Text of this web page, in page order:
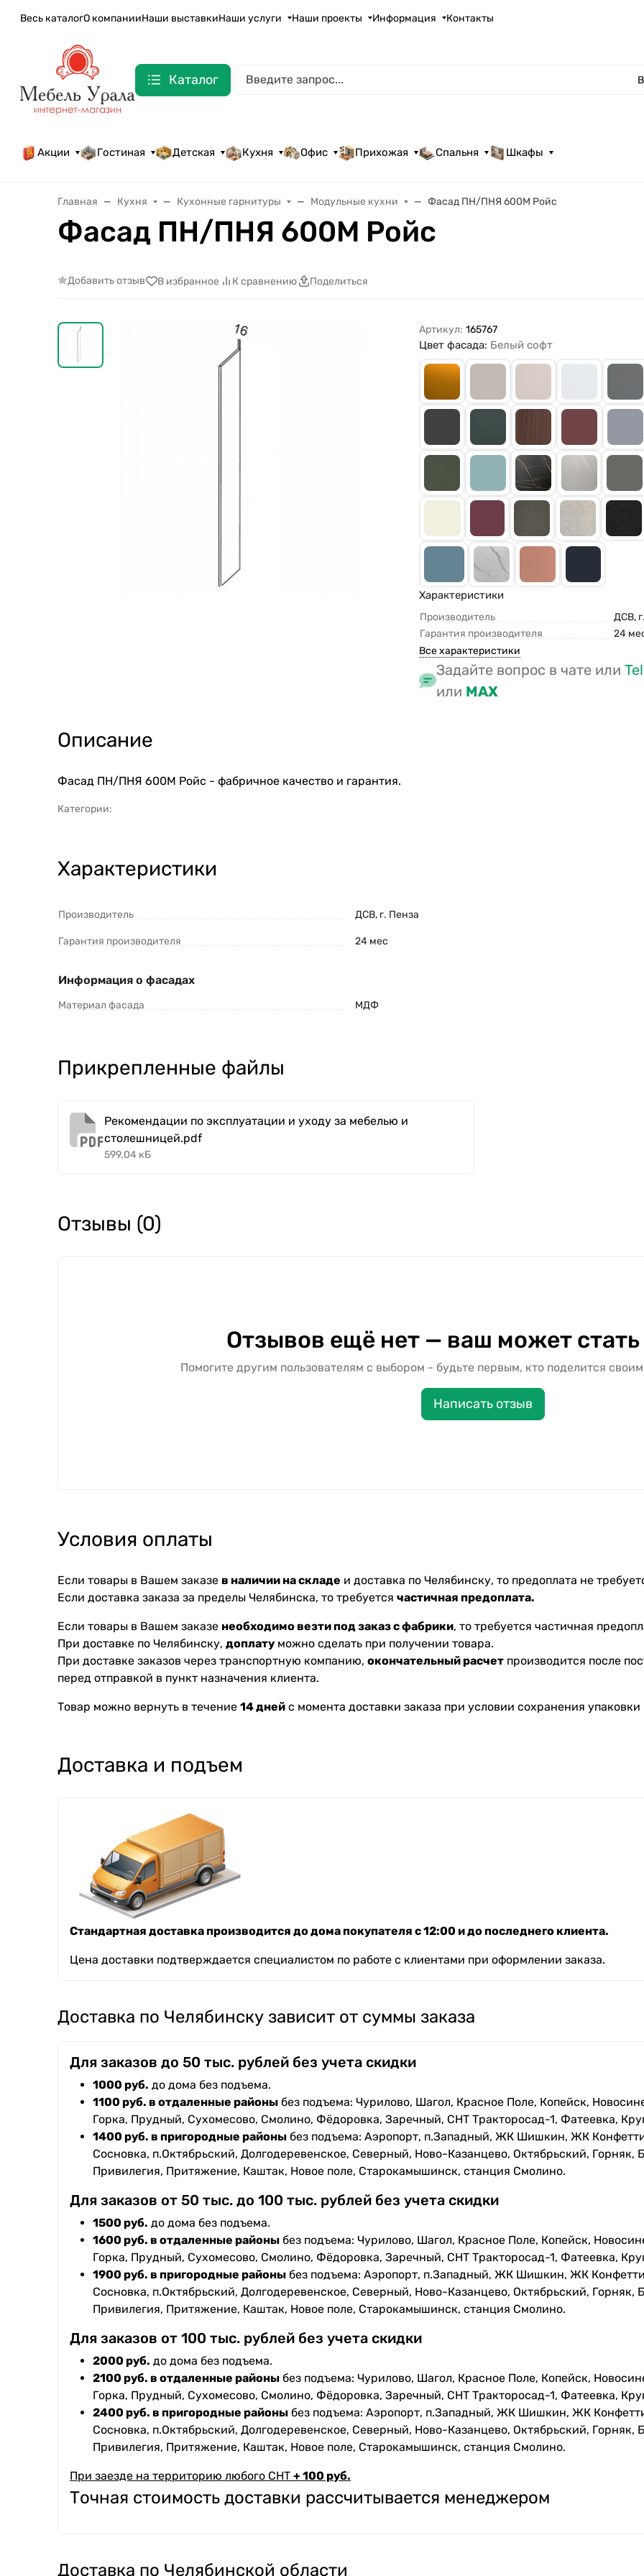
Весь каталогО компанииНаши выставкиНаши услуги Наши проекты Информация Контакты
Каталог
Акции Гостиная Детская Кухня Офис Прихожая Спальня Шкафы
Главная Кухня Кухонные гарнитуры Модульные кухни Фасад ПН/ПНЯ 600М Ройс
Фасад ПН/ПНЯ 600М Ройс
Добавить отзыв В избранное К сравнению Поделиться
Артикул: 165767
Цвет фасада: Белый софт
Характеристики
Производитель
ДСВ,
Гарантия производителя
24
Все характеристики
Задайте вопрос в чате или
или MAX
Описание
Фасад ПН/ПНЯ 600М Ройс - фабричное качество и гарантия.
Категории:
Характеристики
Производитель ДСВ, г. Пенза
Гарантия производителя 24 мес
Информация о фасадах
Материал фасада МДФ
Прикрепленные файлы
Рекомендации по эксплуатации и уходу за мебелью и
столешницей.pdf
599.04 кБ
Отзывы (0)
Отзывов ещё нет — ваш может
Помогите другим пользователям с выбором - будьте первым, кто поделится
Написать отзыв
Условия оплаты
Если товары в Вашем заказе в наличии на складе и доставка по Челябинску, то предоплата не
Если доставка заказа за пределы Челябинска, то требуется частичная предоплата.
Если товары в Вашем заказе необходимо везти под заказ с фабрики, то требуется частичная
При доставке по Челябинску, доплату можно сделать при получении товара.
При доставке заказов через транспортную компанию, окончательный расчет производится после
перед отправкой в пункт назначения клиента.
Товар можно вернуть в течение 14 дней с момента доставки заказа при условии сохранения
Доставка и подъем
Стандартная доставка производится до дома покупателя с 12:00 и до последнего клиента.
Цена доставки подтверждается специалистом по работе с клиентами при оформлении заказа.
Доставка по Челябинску зависит от суммы заказа
Для заказов до 50 тыс. рублей без учета скидки
1000 руб. до дома без подъема.
1100 руб. в отдаленные районы без подъема: Чурилово, Шагол, Красное Поле, Копейск,
Горка, Прудный, Сухомесово, Смолино, Фёдоровка, Заречный, СНТ Тракторосад-1, Фатеевка,
1400 руб. в пригородные районы без подъема: Аэропорт, п.Западный, ЖК Шишкин, ЖК
Сосновка, п.Октябрьский, Долгодеревенское, Северный, Ново-Казанцево, Октябрьский, Горняк,
Привилегия, Притяжение, Каштак, Новое поле, Старокамышинск, станция Смолино.
Для заказов от 50 тыс. до 100 тыс. рублей без учета скидки
1500 руб. до дома без подъема.
1600 руб. в отдаленные районы без подъема: Чурилово, Шагол, Красное Поле, Копейск,
Горка, Прудный, Сухомесово, Смолино, Фёдоровка, Заречный, СНТ Тракторосад-1, Фатеевка,
1900 руб. в пригородные районы без подъема: Аэропорт, п.Западный, ЖК Шишкин, ЖК
Сосновка, п.Октябрьский, Долгодеревенское, Северный, Ново-Казанцево, Октябрьский, Горняк,
Привилегия, Притяжение, Каштак, Новое поле, Старокамышинск, станция Смолино.
Для заказов от 100 тыс. рублей без учета скидки
2000 руб. до дома без подъема.
2100 руб. в отдаленные районы без подъема: Чурилово, Шагол, Красное Поле, Копейск,
Горка, Прудный, Сухомесово, Смолино, Фёдоровка, Заречный, СНТ Тракторосад-1, Фатеевка,
2400 руб. в пригородные районы без подъема: Аэропорт, п.Западный, ЖК Шишкин, ЖК
Сосновка, п.Октябрьский, Долгодеревенское, Северный, Ново-Казанцево, Октябрьский, Горняк,
Привилегия, Притяжение, Каштак, Новое поле, Старокамышинск, станция Смолино.
При заезде на территорию любого СНТ + 100 руб.
Точная стоимость доставки рассчитывается менеджером
Доставка по Челябинской области